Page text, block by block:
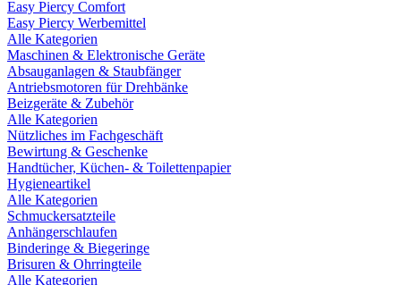
Easy Piercy Comfort
Easy Piercy Werbemittel
Alle Kategorien
Maschinen & Elektronische Geräte
Absauganlagen & Staubfänger
Antriebsmotoren für Drehbänke
Beizgeräte & Zubehör
Alle Kategorien
Nützliches im Fachgeschäft
Bewirtung & Geschenke
Handtücher, Küchen- & Toilettenpapier
Hygieneartikel
Alle Kategorien
Schmuckersatzteile
Anhängerschlaufen
Binderinge & Biegeringe
Brisuren & Ohrringteile
Alle Kategorien